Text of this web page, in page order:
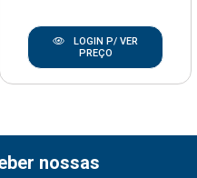
LOGIN P/ VER
PREÇO
nossas